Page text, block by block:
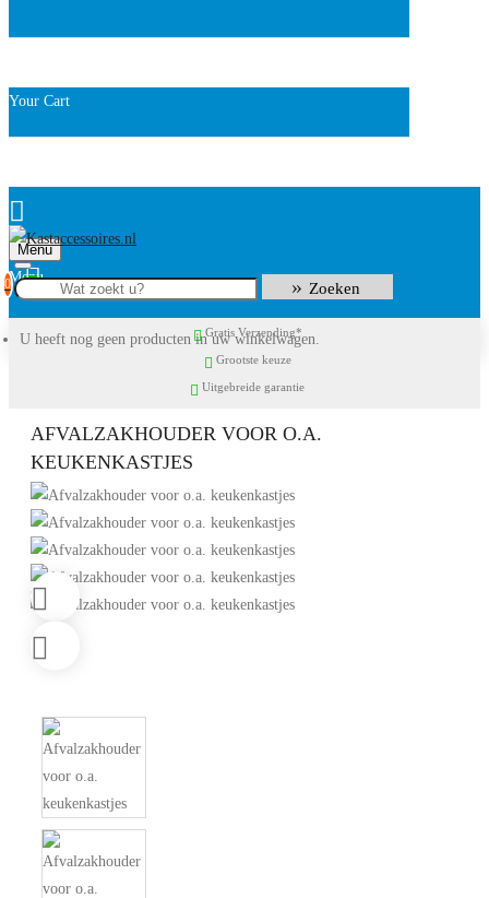
Your Cart
Menu
0
U heeft nog geen producten in uw winkelwagen.
Zoeken
Gratis Verzending*
Grootste keuze
Uitgebreide garantie
AFVALZAKHOUDER VOOR O.A.
KEUKENKASTJES